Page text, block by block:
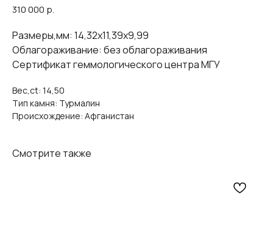
310 000 р.
Размеры,мм: 14,32х11,39х9,99
Облагораживание: без облагораживания
Сертификат геммологического центра МГУ
Вес,ct: 14,50
Тип камня: Турмалин
Происхождение: Афганистан
Смотрите также